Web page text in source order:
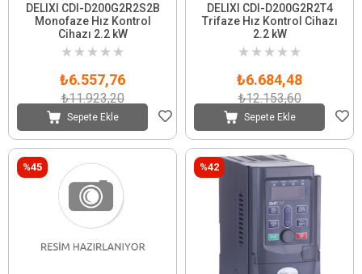
DELIXI CDI-D200G2R2S2B
Monofaze Hız Kontrol
Cihazı 2.2 kW
★ ★ ★ ★ ★
₺6.557,76
₺11.923,20
Sepete Ekle
DELIXI CDI-D200G2R2T4
Trifaze Hız Kontrol Cihazı
2.2 kW
★ ★ ★ ★ ★
₺6.684,48
₺12.153,60
Sepete Ekle
%45 %42